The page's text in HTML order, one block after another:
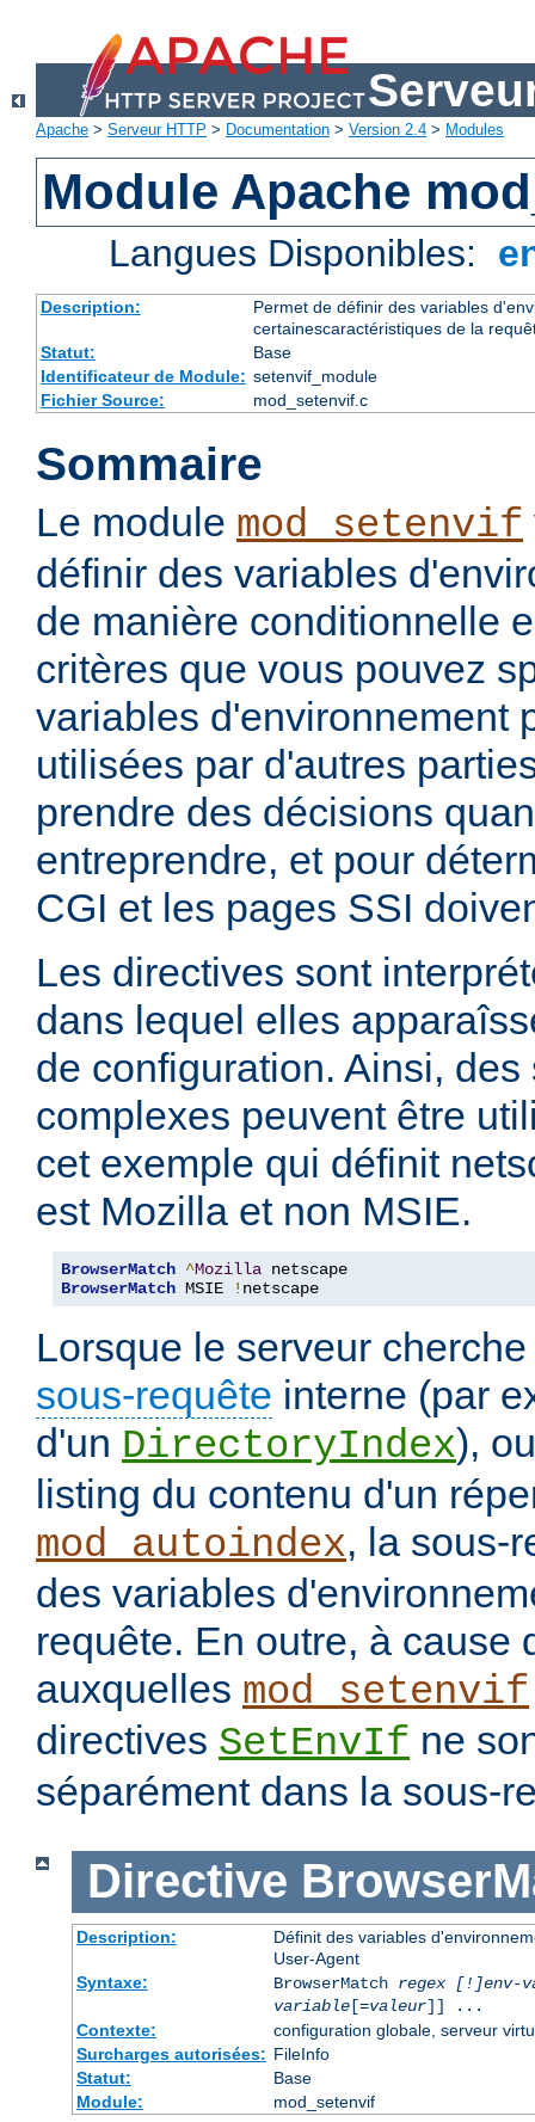
Apache > Serveur HTTP > Documentation > Version 2.4 > Modules
Module Apache
Langues Disponibles:
Description:
Permet de définir des variables
certainescaractéristiques de la
Statut:
Base
Identificateur de Module: setenvif_module
Fichier Source:
mod_setenvif.c
Sommaire
Le module mod_setenvif
définir des variables
de manière conditionnelle
critères que vous pouvez
variables d'environnement
utilisées par d'autres
prendre des décisions
entreprendre, et pour
CGI et les pages SSI
Les directives sont
dans lequel elles
de configuration. Ainsi,
complexes peuvent être
cet exemple qui définit
est Mozilla et non MSIE.
BrowserMatch ^Mozilla
BrowserMatch MSIE ! netscape
Lorsque le serveur
sous-requête interne (par
d'un DirectoryIndex),
listing du contenu d'un
mod_autoindex, la sous-
des variables
requête. En outre, à cause
auxquelles mod_setenvif
directives SetEnvIf ne
séparément dans la sous-
Directive
Description:
Définit des variables
User-Agent
Syntaxe:
BrowserMatch regex [!]env-
variable[=valeur]] ...
Contexte:
configuration globale, serveur
Surcharges autorisées: FileInfo
Statut:
Base
Module:
mod_setenvif